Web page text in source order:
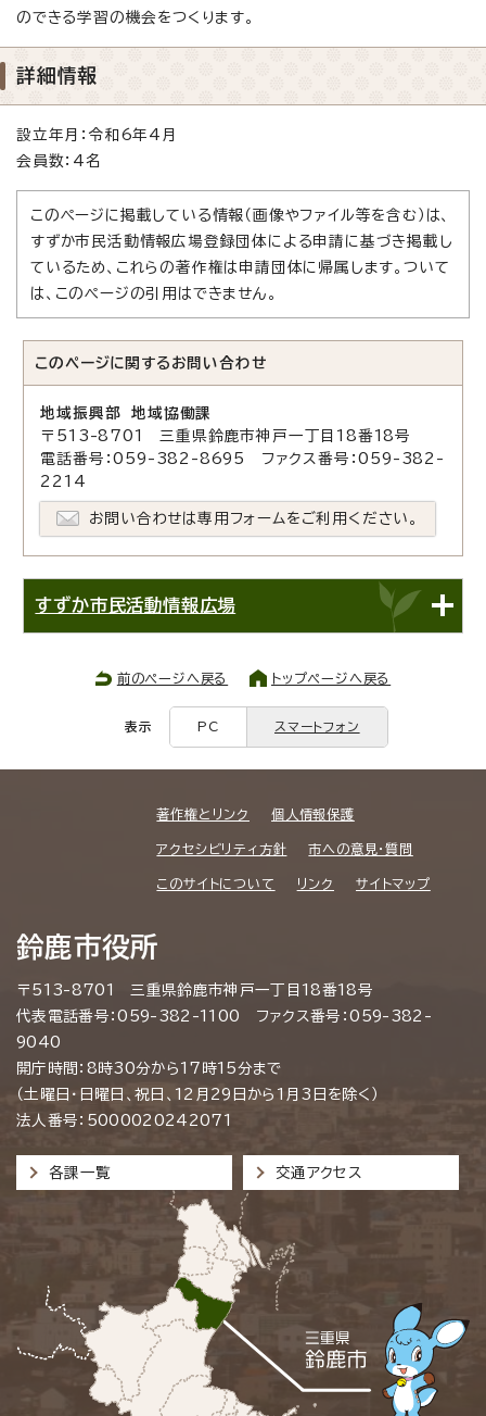
のできる学習の機会をつくります。
詳細情報
設立年月：令和6年4月
会員数：4名
このページに掲載している情報（画像やファイル等を含む）は、
すずか市民活動情報広場登録団体による申請に基づき掲載し
ているため、これらの著作権は申請団体に帰属します。ついて
は、このページの引用はできません。
このページに関する お問い合わせ
地域振興部 地域協働課
〒513-8701 三重県鈴鹿市神戸一丁目18番18号
電話番号：059-382-8695 ファクス番号：059-382-
2214
お問い合わせは専用フォームをご利用ください。
すずか市民活動情報広場
前のページへ戻る トップページへ戻る
表示 PC スマートフォン
著作権とリンク 個人情報保護
アクセシビリティ方針 市への意見・質問
このサイトについて リンク サイトマップ
鈴鹿市役所
〒513-8701 三重県鈴鹿市神戸一丁目18番18号
代表電話番号：059-382-1100 ファクス番号：059-382-
9040
開庁時間：8時30分から17時15分まで
（土曜日・日曜日、祝日、12月29日から1月3日を除く）
法人番号：5000020242071
各課一覧 交通アクセス